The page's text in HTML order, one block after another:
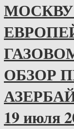
ОБЗОР
19 июля